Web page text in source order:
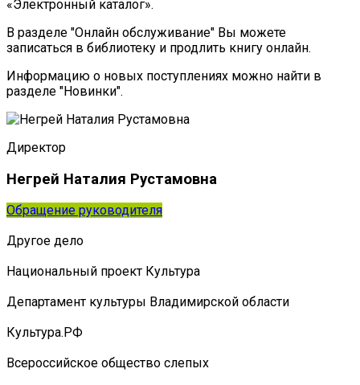
«Электронный каталог».
В разделе "Онлайн обслуживание" Вы можете
записаться в библиотеку и продлить книгу онлайн.
Информацию о новых поступлениях можно найти в
разделе "Новинки".
Директор
Негрей Наталия Рустамовна
Обращение руководителя
Другое дело
Национальный проект Культура
Департамент культуры Владимирской области
Культура.РФ
Всероссийское общество слепых